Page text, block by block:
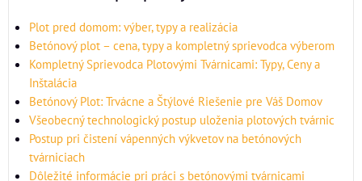
Plot pred domom: výber, typy a realizácia
Betónový plot – cena, typy a kompletný sprievodca výberom
Kompletný Sprievodca Plotovými Tvárnicami: Typy, Ceny a
Inštalácia
Betónový Plot: Trvácne a Štýlové Riešenie pre Váš Domov
Všeobecný technologický postup uloženia plotových tvárnic
Postup pri čistení vápenných výkvetov na betónových
tvárniciach
Dôležité informácie pri práci s betónovými tvárnicami